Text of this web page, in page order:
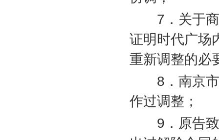
7 ．关于
证明时代广场
重新调整的必
8 ．南京
作过调整；
9 ．原告